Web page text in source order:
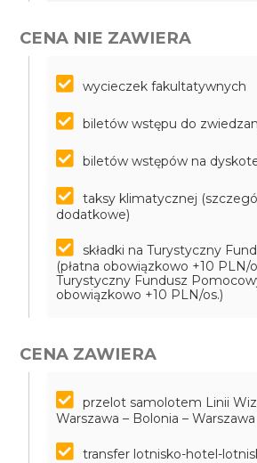
CENA NIE ZAWIERA
wycieczek fakultatywnych
biletów wstępu do
biletów wstępów na
taksy klimatycznej
dodatkowe)
składki na Turystyczny
(płatna obowiązkowo +10 PLN/
Turystyczny Fundusz
obowiązkowo +10 PLN/os.)
CENA ZAWIERA
przelot samolotem Linii
Warszawa – Bolonia – Warszawa
transfer lotnisko-hotel-